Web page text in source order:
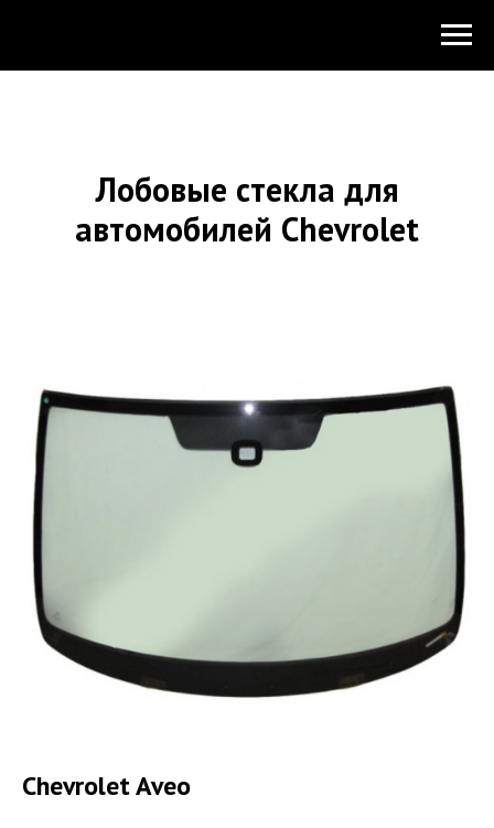
Лобовые стекла для
автомобилей Chevrolet
Chevrolet Aveo